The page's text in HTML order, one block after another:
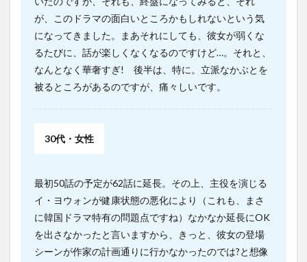
が、このドラマの面白いところかもしれないという気
になってきました。まあそれにしても、彼女が弱くな
るたびに、話が楽しくなくなるのですけど…。それと、
なんとなく華奢すぎ! 後半は、特に。立派なかぶとを
被るところがあるのですが、痛々しいです。
30代・女性
最初50話の予定が62話に延長。その上、主役を演じる
イ・ヨウォンが健康状態の悪化により（これも、まさ
に韓国ドラマ特有の問題点ですね）なかなか延長にOK
を出さなかったと言いますから、きっと、彼女の登場
シーンが作家の計画通りに行かなかったのでは?と想像